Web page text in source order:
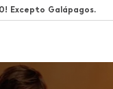
Excepto Galápagos.